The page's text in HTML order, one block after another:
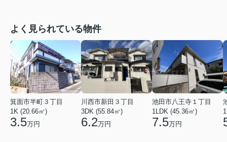
よく見られている物件
箕面市半町３丁目
1K (20.66㎡)
3.5万円
川西市新田３丁目
3DK (55.84㎡)
6.2万円
池田市八王寺１丁目
1LDK (45.36㎡)
7.5万円